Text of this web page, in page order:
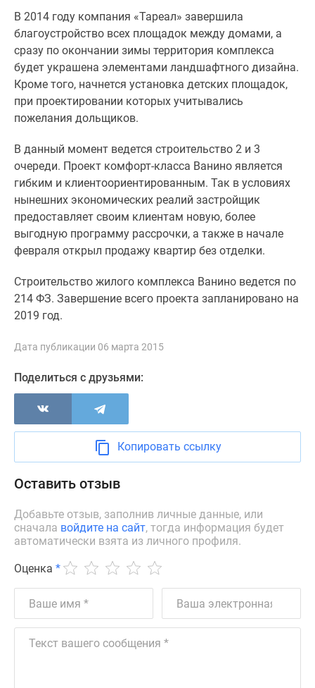
области
Квартиры
скидками
Новостройки
премиум-
класса
Новостройки
бизнес-
класса
Дома
коттеджи
Коттеджные
поселки
Санкт-
Коттеджные
поселки
Ленинградской
Готовые
коттеджные
Строящиеся
коттеджные
Коттеджные
поселки
леса
Коттеджные
В 2014 году компания «Тареал» завершила
благоустройство всех площадок между домами, а
сразу по окончании зимы территория комплекса
будет украшена элементами ландшафтного дизайна.
Кроме того, начнется установка детских площадок,
при проектировании которых учитывались
пожелания дольщиков.
В данный момент ведется строительство 2 и 3
очереди. Проект комфорт-класса Ванино является
гибким и клиентоориентированным. Так в условиях
нынешних экономических реалий застройщик
предоставляет своим клиентам новую, более
выгодную программу рассрочки, а также в начале
февраля открыл продажу квартир без отделки.
Строительство жилого комплекса Ванино ведется по
214 ФЗ. Завершение всего проекта запланировано на
2019 год.
Дата публикации 06 марта 2015
Поделиться с друзьями:
Копировать ссылку
Оставить отзыв
Добавьте отзыв, заполнив личные данные, или
сначала войдите на сайт, тогда информация будет
автоматически взята из личного профиля.
Оценка *